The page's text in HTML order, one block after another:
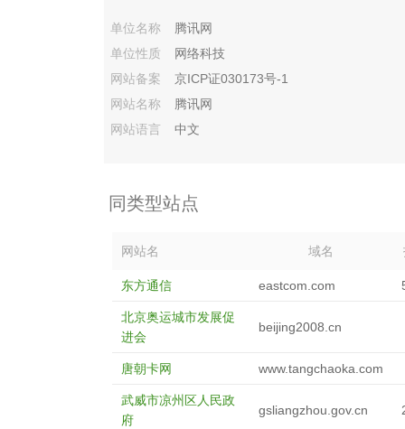
单位名称
腾讯网
单位性质
网络科技
网站备案
京ICP证030173号-1
网站名称
腾讯网
网站语言
中文
同类型站点
网站名 域名
东方通信 eastcom.com
北京奥运城市发展促
进会
beijing2008.cn
唐朝卡网 www.tangchaoka.com
武威市凉州区人民政
府
gsliangzhou.gov.cn